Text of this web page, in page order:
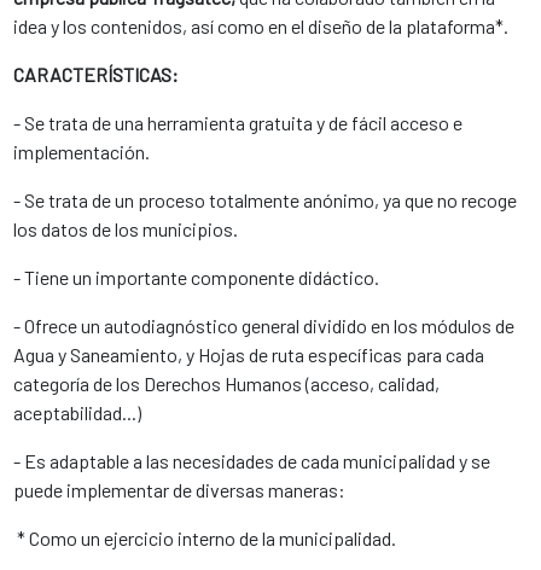
idea y los contenidos, así como en el diseño de la plataforma*.
CARACTERÍSTICAS:
- Se trata de una herramienta gratuita y de fácil acceso e
implementación.
- Se trata de un proceso totalmente anónimo, ya que no recoge
los datos de los municipios.
- Tiene un importante componente didáctico.
- Ofrece un autodiagnóstico general dividido en los módulos de
Agua y Saneamiento, y Hojas de ruta específicas para cada
categoría de los Derechos Humanos (acceso, calidad,
aceptabilidad...)
- Es adaptable a las necesidades de cada municipalidad y se
puede implementar de diversas maneras:
* Como un ejercicio interno de la municipalidad.